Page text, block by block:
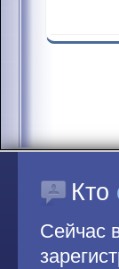
Кто
Сейчас